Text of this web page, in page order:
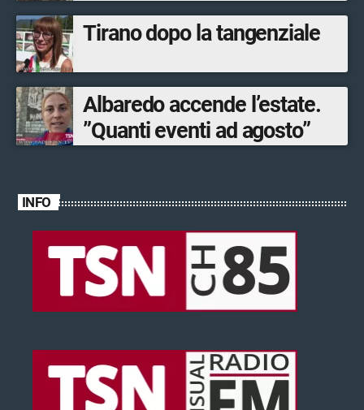
Tirano dopo la tangenziale
Albaredo accende l’estate.
”Quanti eventi ad agosto”
INFO